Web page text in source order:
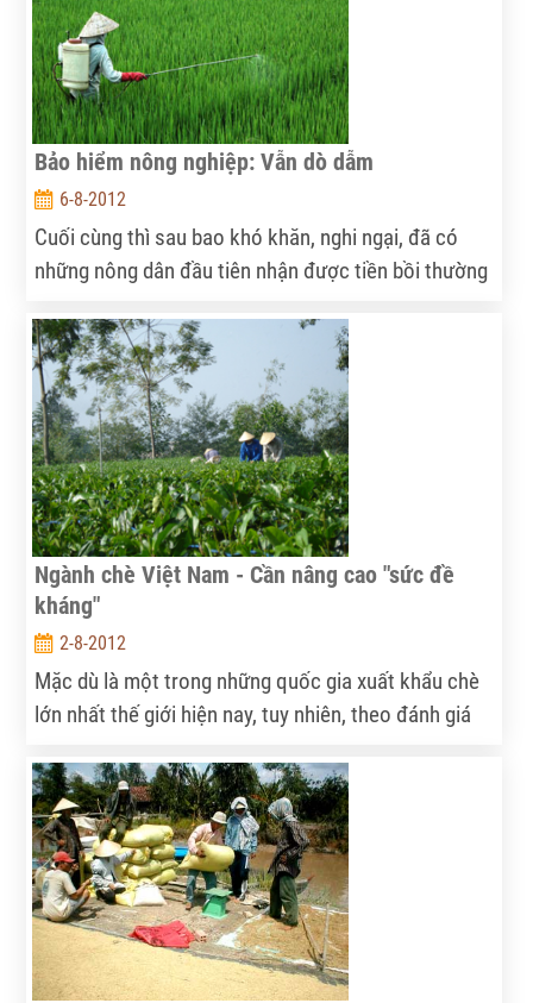
Bảo hiểm nông nghiệp: Vẫn dò dẫm
6-8-2012
Cuối cùng thì sau bao khó khăn, nghi ngại, đã có
những nông dân đầu tiên nhận được tiền bồi thường
ấy dù chiếm tỷ lệ vô cùng nhỏ bé nhưng cũng là dấu
hiệu đáng mừng cho một chính sách mới được triển
khai.
Ngành chè Việt Nam - Cần nâng cao "sức đề
kháng"
2-8-2012
Mặc dù là một trong những quốc gia xuất khẩu chè
lớn nhất thế giới hiện nay, tuy nhiên, theo đánh giá
phải nỗ lực rất nhiều để có thể khẳng định được
thương hiệu cũng như nâng cao tính cạnh tranh trên
thương trường quốc tế.